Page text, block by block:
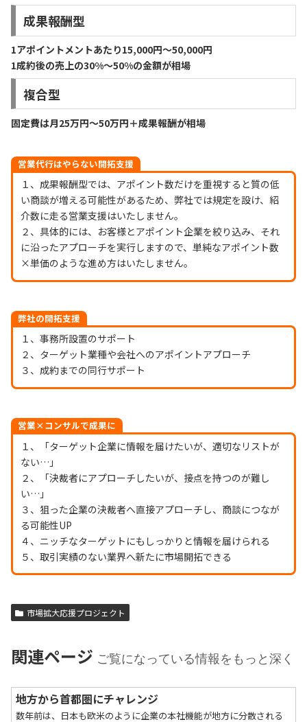
成果報酬型
1アポイントメントあたり15,000円〜50,000円
1成約後の売上の30%〜50%の金額が相場
複合型
固定費は月25万円〜50万円＋成果報酬が相場
営業代行はやらない開拓支援
１、成果報酬型では、アポイント数だけを重視すると質の低
い商談が増える可能性があるため、弊社では規定を設け、紹
介数に走る営業支援はいたしません。
２、具体的には、お客様とアポイント企業を絞り込み、それ
に沿ったアプローチを実行しますので、単純なアポイント数
×単価のような進め方はいたしません。
弊社の開拓支援
１、事務所設置のサポート
２、ターゲット業種や会社へのアポイントアプローチ
３、成約までの同行サポート
営業×コンサルで成果に
１、「ターゲット企業に情報を届けたいが、適切なリストが
ない…」
２、「決裁者にアプローチしたいが、接点を持つのが難し
い…」
３、狙った企業の決裁者へ直接アプローチし、商談につなが
る可能性UP
４、ニッチなターゲットにもしっかりと情報を届けられる
５、取引実績のない業界へ新たに市場開拓できる
市場拡大応援プロジェクト
関連ページ ご覧になっている情報をもっと深く
地方から首都圏にチャレンジ
数年前は、日本も欧米のように企業の本社機能が地方に分散される